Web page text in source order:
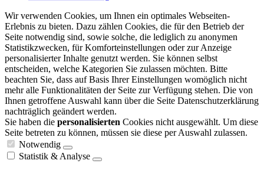
Wir verwenden Cookies, um Ihnen ein optimales Webseiten-
Erlebnis zu bieten. Dazu zählen Cookies, die für den Betrieb der
Seite notwendig sind, sowie solche, die lediglich zu anonymen
Statistikzwecken, für Komforteinstellungen oder zur Anzeige
personalisierter Inhalte genutzt werden. Sie können selbst
entscheiden, welche Kategorien Sie zulassen möchten. Bitte
beachten Sie, dass auf Basis Ihrer Einstellungen womöglich nicht
mehr alle Funktionalitäten der Seite zur Verfügung stehen. Die von
Ihnen getroffene Auswahl kann über die Seite Datenschutzerklärung
nachträglich geändert werden.
Sie haben die personalisierten Cookies nicht ausgewählt. Um diese
Seite betreten zu können, müssen sie diese per Auswahl zulassen.
Notwendig
Statistik & Analyse